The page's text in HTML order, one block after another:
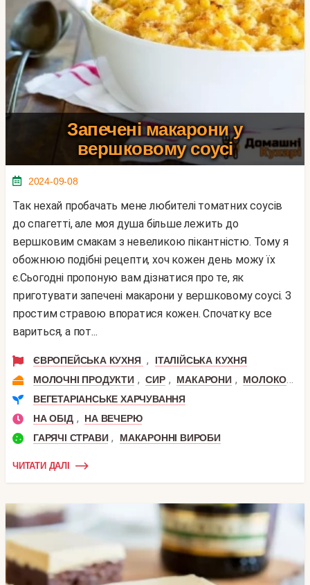
Запечені макарони у
вершковому соусі
2024-09-08
Так нехай пробачать мене любителі томатних соусів
до спагетті, але моя душа більше лежить до
вершковим смакам з невеликою пікантністю. Тому я
обожнюю подібні рецепти, хоч кожен день можу їх
є.Сьогодні пропоную вам дізнатися про те, як
приготувати запечені макарони у вершковому соусі. З
простим стравою впоратися кожен. Спочатку все
вариться, а пот...
ЄВРОПЕЙСЬКА КУХНЯ ,
ІТАЛІЙСЬКА КУХНЯ
МОЛОЧНІ ПРОДУКТИ , СИР , МАКАРОНИ , МОЛОКО
ВЕГЕТАРІАНСЬКЕ ХАРЧУВАННЯ
НА ОБІД ,
НА ВЕЧЕРЮ
ГАРЯЧІ СТРАВИ , МАКАРОННІ ВИРОБИ
ЧИТАТИ ДАЛІ